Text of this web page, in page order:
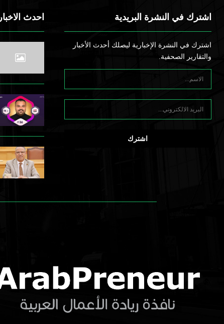
اشترك في النشرة البريدية
اشترك في النشرة الإخبارية ليصلك أحدث الأخبار
والتقارير الصحفية.
احدث الاخبار